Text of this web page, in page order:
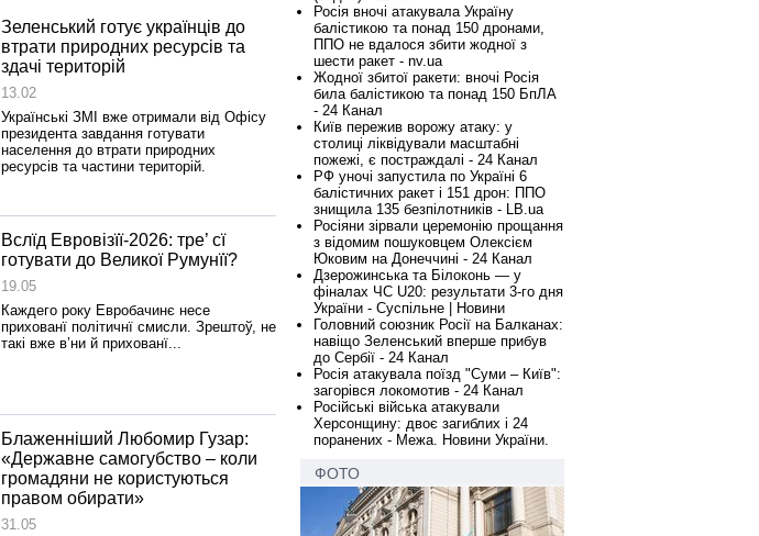
Зеленський готує українців до
втрати природних ресурсів та
здачі територій
13.02
Українські ЗМІ вже отримали від Офісу
президента завдання готувати
населення до втрати природних
ресурсів та частини територій.
Вслїд Евровізїї-2026: тре’ сї
готувати до Великої Румунїї?
19.05
Каждего року Евробачинє несе
прихованї політичнї смисли. Зрештоў, не
такі вже в’ни й прихованї...
Блаженніший Любомир Гузар:
«Державне самогубство – коли
громадяни не користуються
правом обирати»
31.05
Росія вночі атакувала Україну
балістикою та понад 150 дронами,
ППО не вдалося збити жодної з
шести ракет - nv.ua
Жодної збитої ракети: вночі Росія
била балістикою та понад 150 БпЛА
- 24 Канал
Київ пережив ворожу атаку: у
столиці ліквідували масштабні
пожежі, є постраждалі - 24 Канал
РФ уночі запустила по Україні 6
балістичних ракет і 151 дрон: ППО
знищила 135 безпілотників - LB.ua
Росіяни зірвали церемонію прощання
з відомим пошуковцем Олексієм
Юковим на Донеччині - 24 Канал
Дзерожинська та Білоконь — у
фіналах ЧС U20: результати 3-го дня
України - Суспільне | Новини
Головний союзник Росії на Балканах:
навіщо Зеленський вперше прибув
до Сербії - 24 Канал
Росія атакувала поїзд "Суми – Київ":
загорівся локомотив - 24 Канал
Російські війська атакували
Херсонщину: двоє загиблих і 24
поранених - Межа. Новини України.
ФОТО